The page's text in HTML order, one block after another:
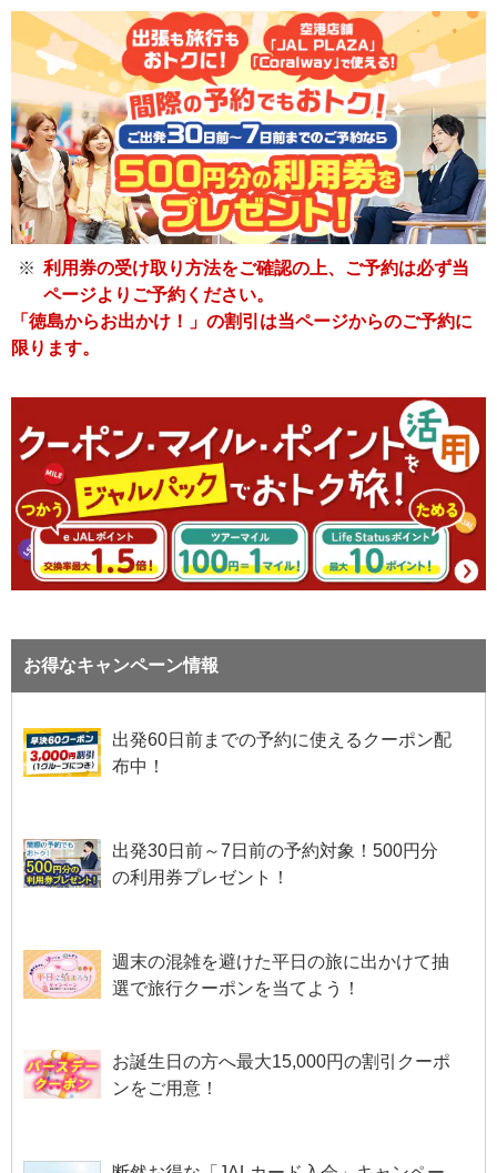
利用券の受け取り方法をご確認の上、ご予約は必ず当
ページよりご予約ください。
「徳島からお出かけ！」の割引は当ページからのご予約に
限ります。
お得なキャンペーン情報
出発60日前までの予約に使えるクーポン配
布中！
出発30日前～7日前の予約対象！500円分
の利用券プレゼント！
週末の混雑を避けた平日の旅に出かけて抽
選で旅行クーポンを当てよう！
お誕生日の方へ最大15,000円の割引クーポ
ンをご用意！